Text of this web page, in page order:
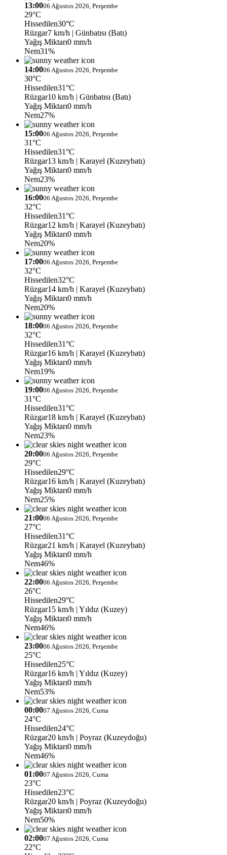
13:0006 Ağustos 2026, Perşembe
29°C
Hissedilen30°C
Rüzgar7 km/h | Günbatısı (Batı)
Yağış Miktarı0 mm/h
Nem31%
14:0006 Ağustos 2026, Perşembe
30°C
Hissedilen31°C
Rüzgar10 km/h | Günbatısı (Batı)
Yağış Miktarı0 mm/h
Nem27%
15:0006 Ağustos 2026, Perşembe
31°C
Hissedilen31°C
Rüzgar13 km/h | Karayel (Kuzeybatı)
Yağış Miktarı0 mm/h
Nem23%
16:0006 Ağustos 2026, Perşembe
32°C
Hissedilen31°C
Rüzgar12 km/h | Karayel (Kuzeybatı)
Yağış Miktarı0 mm/h
Nem20%
17:0006 Ağustos 2026, Perşembe
32°C
Hissedilen32°C
Rüzgar14 km/h | Karayel (Kuzeybatı)
Yağış Miktarı0 mm/h
Nem20%
18:0006 Ağustos 2026, Perşembe
32°C
Hissedilen31°C
Rüzgar16 km/h | Karayel (Kuzeybatı)
Yağış Miktarı0 mm/h
Nem19%
19:0006 Ağustos 2026, Perşembe
31°C
Hissedilen31°C
Rüzgar18 km/h | Karayel (Kuzeybatı)
Yağış Miktarı0 mm/h
Nem23%
20:0006 Ağustos 2026, Perşembe
29°C
Hissedilen29°C
Rüzgar16 km/h | Karayel (Kuzeybatı)
Yağış Miktarı0 mm/h
Nem25%
21:0006 Ağustos 2026, Perşembe
27°C
Hissedilen31°C
Rüzgar21 km/h | Karayel (Kuzeybatı)
Yağış Miktarı0 mm/h
Nem46%
22:0006 Ağustos 2026, Perşembe
26°C
Hissedilen29°C
Rüzgar15 km/h | Yıldız (Kuzey)
Yağış Miktarı0 mm/h
Nem46%
23:0006 Ağustos 2026, Perşembe
25°C
Hissedilen25°C
Rüzgar16 km/h | Yıldız (Kuzey)
Yağış Miktarı0 mm/h
Nem53%
00:0007 Ağustos 2026, Cuma
24°C
Hissedilen24°C
Rüzgar20 km/h | Poyraz (Kuzeydoğu)
Yağış Miktarı0 mm/h
Nem46%
01:0007 Ağustos 2026, Cuma
23°C
Hissedilen23°C
Rüzgar20 km/h | Poyraz (Kuzeydoğu)
Yağış Miktarı0 mm/h
Nem50%
02:0007 Ağustos 2026, Cuma
22°C